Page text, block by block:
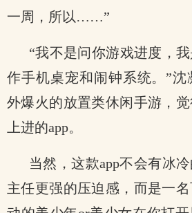
一周，所以……”
“我不是问你游戏进度，
作手机桌宠和闹钟系统。”
外爆火的放置类休闲手游，
上进的app。
当然，这款app不会有冰
主任更强的压迫感，而是一